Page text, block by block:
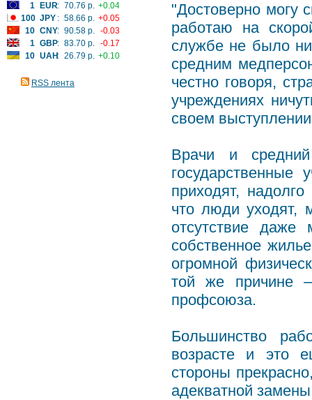
1
EUR: 70.76 р. +0.04
100 JPY : 58.66 р. +0.05
10 CNY: 90.58 р. -0.03
1 GBP: 83.70 р. -0.17
10 UAH: 26.79 р. +0.10
RSS лента
"Достоверно могу
работаю на
службе не было
средним
честно говоря,
учреждениях
своем
Врачи и
государственные
приходят,
что люди уходят,
отсутствие даже
собственное
огромной
той же причине –
профсоюза.
Большинство
возрасте и это
стороны
адекватной